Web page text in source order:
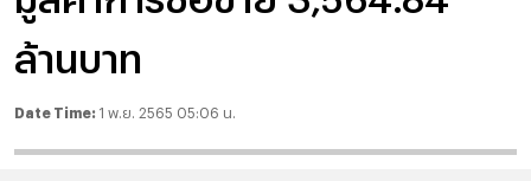
ล้านบาท
Date Time: 1 พ.ย. 2565 05:06 น.